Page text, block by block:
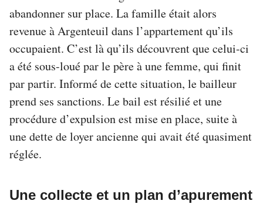
abandonner sur place. La famille était alors
revenue à Argenteuil dans l’appartement qu’ils
occupaient. C’est là qu’ils découvrent que celui-ci
a été sous-loué par le père à une femme, qui finit
par partir. Informé de cette situation, le bailleur
prend ses sanctions. Le bail est résilié et une
procédure d’expulsion est mise en place, suite à
une dette de loyer ancienne qui avait été quasiment
réglée.
Une collecte et un plan d’apurement